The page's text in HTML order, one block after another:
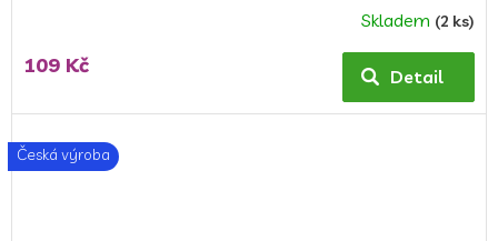
Skladem (2 ks)
109 Kč Detail
Česká výroba